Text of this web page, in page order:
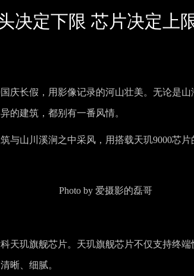
决定下限 芯片决定上
庆长假，用影像记录的河山壮美。无论是
的建筑，都别有一番风情。
与山川溪涧之中采风，用搭载天玑9000芯片
Photo by 爱摄影的磊哥
天玑旗舰芯片。天玑旗舰芯片不仅支持终
加清晰、细腻。